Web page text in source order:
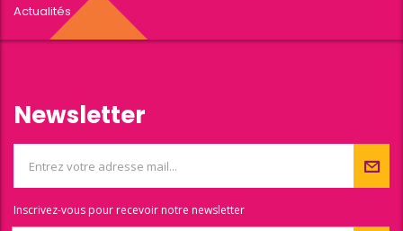
Actualités
Newsletter
Inscrivez-vous pour recevoir notre newsletter